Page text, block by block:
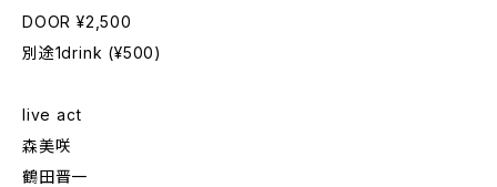
DOOR ¥2,500
別途1drink (¥500)
live act
森美咲
鶴田晋一